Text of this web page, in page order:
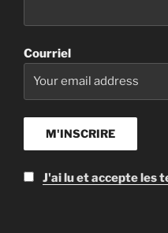
Courriel
J'ai lu et accepte les